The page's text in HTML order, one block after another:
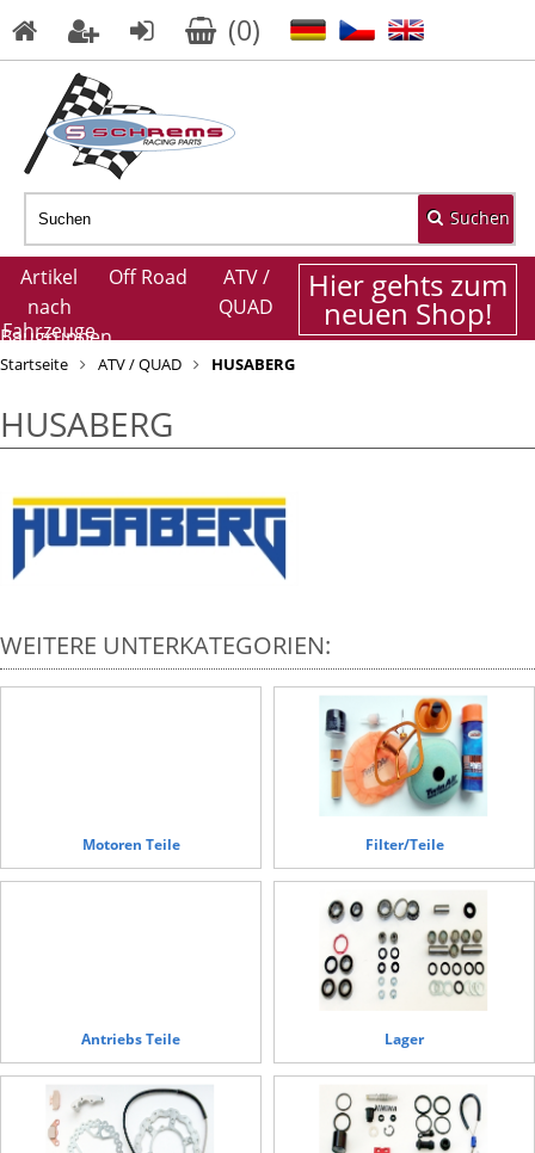
(0)
Suchen
Artikel
nach
Baugruppen
Off Road
ATV /
QUAD
Fahrzeuge
Hier gehts zum
neuen Shop!
Startseite ATV / QUAD HUSABERG
HUSABERG
WEITERE UNTERKATEGORIEN:
Motoren Teile Filter/Teile
Antriebs Teile Lager